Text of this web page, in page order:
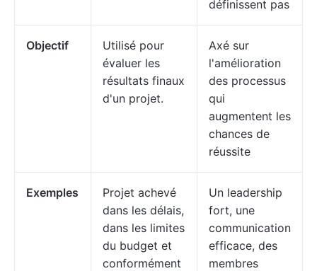
définissent pas
Objectif
Utilisé pour
évaluer les
résultats finaux
d'un projet.
Axé sur
l'amélioration
des processus
qui
augmentent les
chances de
réussite
Exemples
Projet achevé
dans les délais,
dans les limites
du budget et
conformément
Un leadership
fort, une
communication
efficace, des
membres